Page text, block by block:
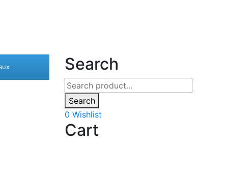
Search
Search
0 Wishlist
Cart